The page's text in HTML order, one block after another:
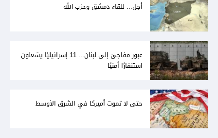
أجل... للقاء دمشق وحزب الله
عبور مفاجئ إلى لبنان... 11 إسرائيليًا يشعلون
استنفارًا أمنيًا
حتى لا تموت أميركا في الشرق الأوسط